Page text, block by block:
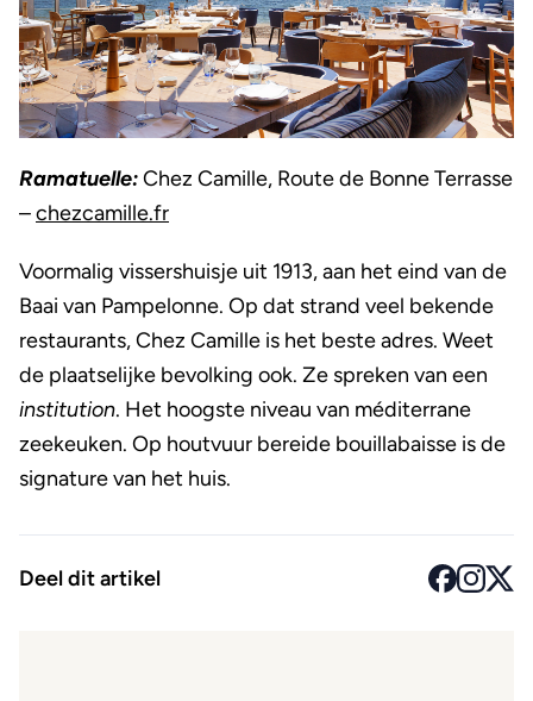
Ramatuelle:Chez Camille, Route de Bonne Terrasse
–chezcamille.fr
Voormalig vissershuisje uit 1913, aan het eind van de
Baai van Pampelonne. Op dat strand veel bekende
restaurants, Chez Camille is het beste adres. Weet
de plaatselijke bevolking ook. Ze spreken van een
institution. Het hoogste niveau van méditerrane
zeekeuken. Op houtvuur bereide bouillabaisse is de
signature van het huis.
Deel dit artikel